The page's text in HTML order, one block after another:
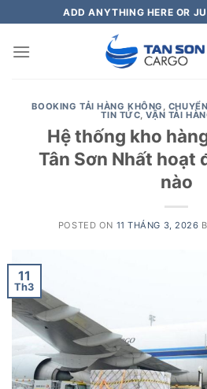
to
content
ADD ANYTHING HERE OR
BOOKING TẢI HÀNG KHÔNG ,
TIN TỨC,VẬN TẢI
Hệ thống kho
Tân Sơn Nhất hoạt
nào
POSTED ON 11 THÁNG 3, 2026
11
Th3